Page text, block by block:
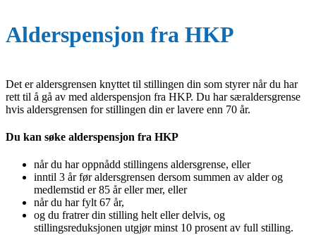
Alderspensjon fra HKP
Det er aldersgrensen knyttet til stillingen din som styrer når du har
rett til å gå av med alderspensjon fra HKP. Du har særaldersgrense
hvis aldersgrensen for stillingen din er lavere enn 70 år.
Du kan søke alderspensjon fra HKP
når du har oppnådd stillingens aldersgrense, eller
inntil 3 år før aldersgrensen dersom summen av alder og
medlemstid er 85 år eller mer, eller
når du har fylt 67 år,
og du fratrer din stilling helt eller delvis, og
stillingsreduksjonen utgjør minst 10 prosent av full stilling.